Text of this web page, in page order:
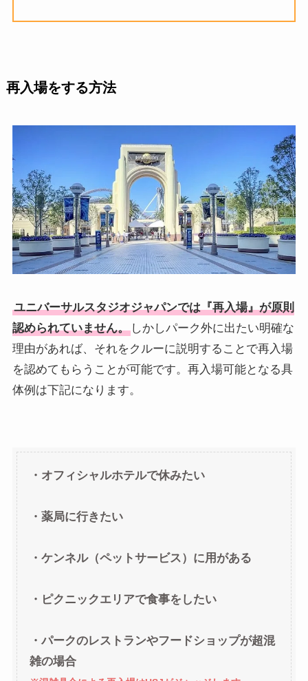
再入場をする方法
ユニバーサルスタジオジャパンでは『再入場』が原則
認められていません。しかしパーク外に出たい明確な
理由があれば、それをクルーに説明することで再入場
を認めてもらうことが可能です。再入場可能となる具
体例は下記になります。
・オフィシャルホテルで休みたい
・薬局に行きたい
・ケンネル（ペットサービス）に用がある
・ピクニックエリアで食事をしたい
・パークのレストランやフードショップが超混
雑の場合